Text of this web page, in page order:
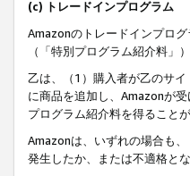
(c) トレードインプログラム
Amazonのトレードインプロ
（「特別プログラム紹介料」
乙は、（1）購入者が乙のサ
に商品を追加し、Amazonが
プログラム紹介料を得ることが
Amazonは、いずれの場合も
発生したか、または不適格と